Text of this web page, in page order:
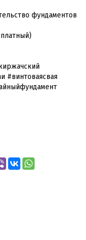
фундаментов
#винтоваясвая